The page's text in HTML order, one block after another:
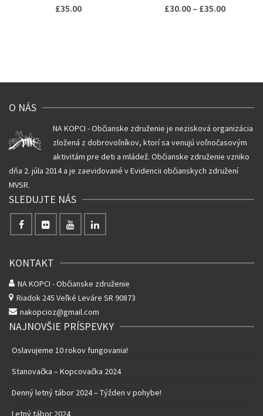
£35.00 £30.00– £35.00
O NÁS
NA KOPCI - Občianske združenie je nezisková organizácia
zložená z dobrovoľníkov, ktorí sa venujú voľnočasovým
aktivitám pre deti a mládež. Občianske združenie vzniko
dňa 2. júla 2014 a je zaevidované v Evidencii občianskych združení
MVSR.
SLEDUJTE NÁS
KONTAKT
NA KOPCI - Občianske združenie
Riadok 245 Veľké Leváre SR 90873
nakopcioz@gmail.com
NAJNOVŠIE PRÍSPEVKY
Oslavujeme 10 rokov fungovania!
Stanovačka – Kopcovačka 2024
Denný letný tábor 2024 – Týžden v pohybe!
Letný tábor 2024